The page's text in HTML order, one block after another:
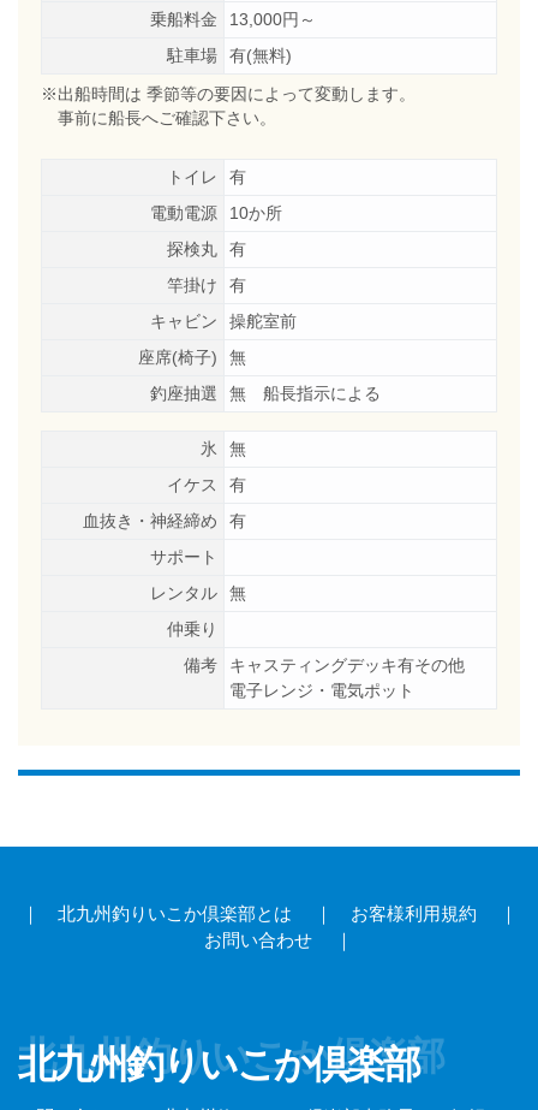
※出船時間は 季節等の要因によって変動します。
事前に船長へご確認下さい。
乗船料金
13,000円～
駐車場
有(無料)
トイレ
有
電動電源
10か所
探検丸
有
竿掛け
有
キャビン
操舵室前
座席(椅子)
無
釣座抽選
無 船長指示による
氷
無
イケス
有
血抜き・神経締め
有
サポート
レンタル
無
仲乗り
備考
キャスティングデッキ有その他
電子レンジ・電気ポット
｜ 北九州釣りいこか倶楽部とは ｜ お客様利用規約
｜
お問い合わせ
｜
北九州釣りいこか倶楽部
北九州釣りいこか倶楽部